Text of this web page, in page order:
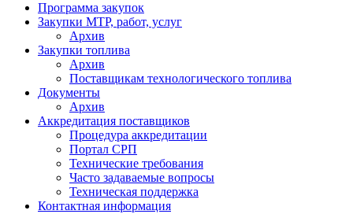
Программа закупок
Закупки МТР, работ, услуг
Архив
Закупки топлива
Архив
Поставщикам технологического топлива
Документы
Архив
Аккредитация поставщиков
Процедура аккредитации
Портал СРП
Технические требования
Часто задаваемые вопросы
Техническая поддержка
Контактная информация